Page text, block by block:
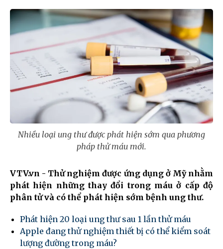
Nhiều loại ung thư được phát hiện sớm qua phương
pháp thử máu mới.
VTV.vn - Thử nghiệm được ứng dụng ở Mỹ nhằm
phát hiện những thay đổi trong máu ở cấp độ
phân tử và có thể phát hiện sớm bệnh ung thư.
Phát hiện 20 loại ung thư sau 1 lần thử máu
Apple đang thử nghiệm thiết bị có thể kiểm soát
lượng đường trong máu?